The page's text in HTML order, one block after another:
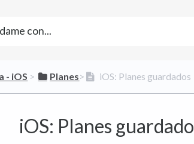
- iOS ​ > ​ ​Planes​>​ iOS: Planes guardados
iOS: Planes